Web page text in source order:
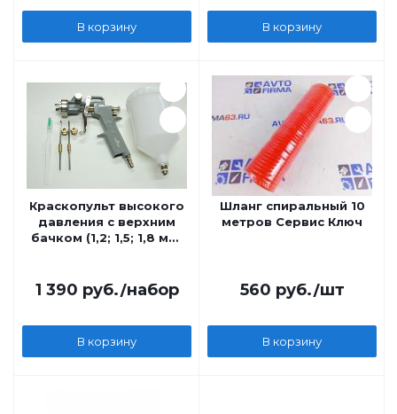
В корзину В корзину
Краскопульт высокого
давления с верхним
бачком (1,2; 1,5; 1,8 мм)
1 390 руб./набор
В корзину
Шланг спиральный 10
метров Сервис Ключ
560 руб./шт
В корзину